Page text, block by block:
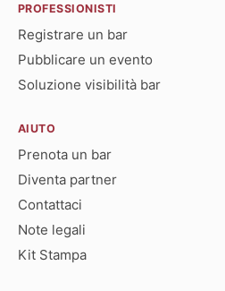
PROFESSIONISTI
Registrare un bar
Pubblicare un evento
Soluzione visibilità bar
AIUTO
Prenota un bar
Diventa partner
Contattaci
Note legali
Kit Stampa